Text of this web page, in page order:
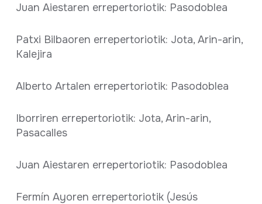
Juan Aiestaren errepertoriotik: Pasodoblea
Patxi Bilbaoren errepertoriotik: Jota, Arin-arin,
Kalejira
Alberto Artalen errepertoriotik: Pasodoblea
Iborriren errepertoriotik: Jota, Arin-arin,
Pasacalles
Juan Aiestaren errepertoriotik: Pasodoblea
Fermín Ayoren errepertoriotik (Jesús